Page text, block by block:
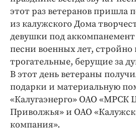
этот раз ветеранов пришла
из калужского Дома
девушки под
песни военных лет, стройно
трогательные, берущие за
В этот день ветераны
подарки и материальную
«Калугаэнерго» ОАО «МРСК
Приволжья» и ОАО
компания».